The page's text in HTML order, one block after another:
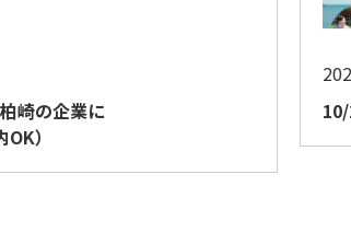
崎の企業に
）